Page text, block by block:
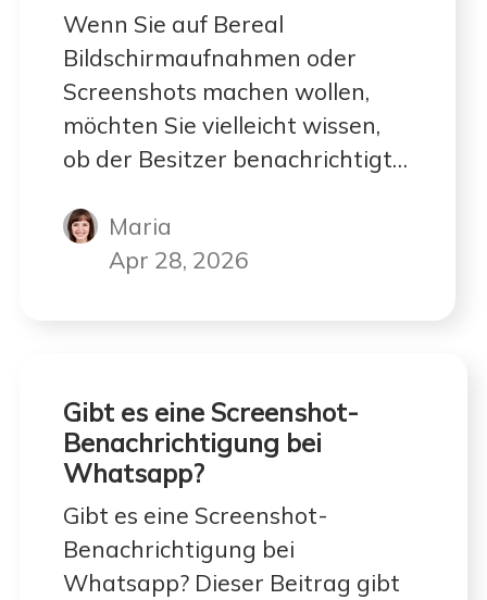
Wenn Sie auf Bereal
Bildschirmaufnahmen oder
Screenshots machen wollen,
möchten Sie vielleicht wissen,
ob der Besitzer benachrichtigt
Ihnen die genaue Antwort
geben!
Maria
Apr 28, 2026
Gibt es eine Screenshot-
Benachrichtigung bei
Whatsapp?
Gibt es eine Screenshot-
Benachrichtigung bei
Whatsapp? Dieser Beitrag gibt